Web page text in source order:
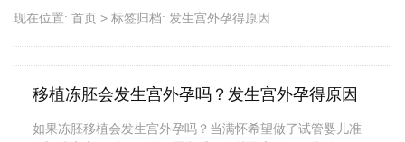
现在位置: 首页 > 标签归档: 发生宫外孕得原因
移植冻胚会发生宫外孕吗？发生宫外孕得原因
如果冻胚移植会发生宫外孕吗？当满怀希望做了试管婴儿准